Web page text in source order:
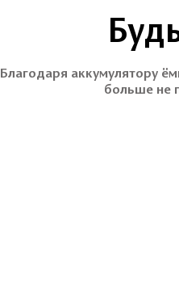
Благодаря аккумулятору
больше не